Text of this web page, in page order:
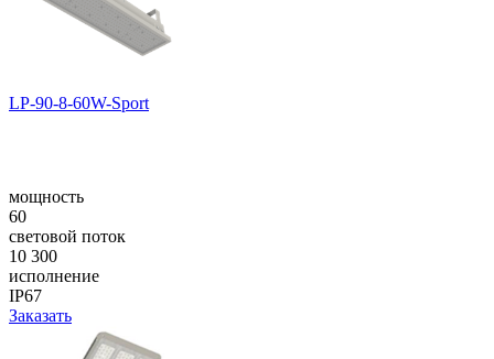
LP-90-8-60W-Sport
мощность
60
световой поток
10 300
исполнение
IP67
Заказать